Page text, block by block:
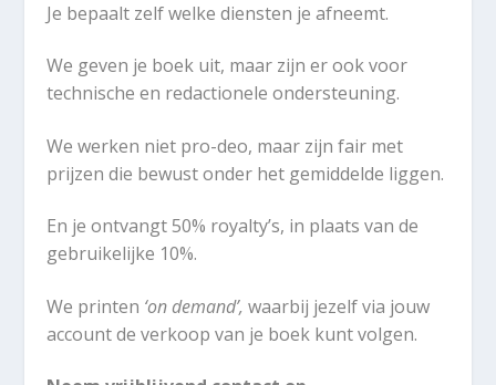
Je bepaalt zelf welke diensten je afneemt.
We geven je boek uit, maar zijn er ook voor
technische en redactionele ondersteuning.
We werken niet pro-deo, maar zijn fair met
prijzen die bewust onder het gemiddelde liggen.
En je ontvangt 50% royalty’s, in plaats van de
gebruikelijke 10%.
We printen ‘on demand’, waarbij jezelf via jouw
account de verkoop van je boek kunt volgen.